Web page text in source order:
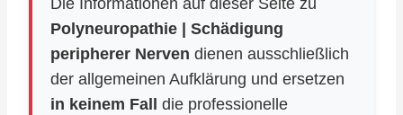
Die Informationen auf dieser Seite zu
Polyneuropathie | Schädigung
peripherer Nerven dienen ausschließlich
der allgemeinen Aufklärung und ersetzen
in keinem Fall
die professionelle